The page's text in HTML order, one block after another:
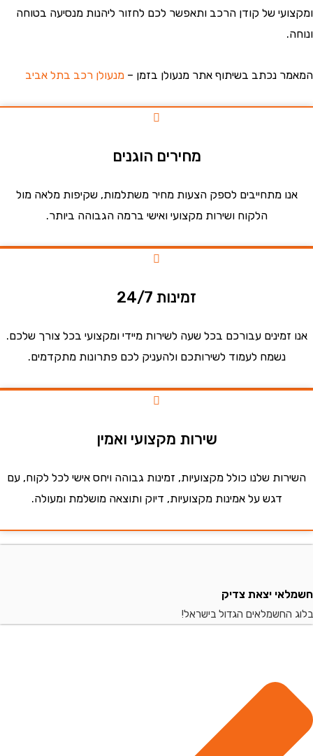
של קודן הרכב ותאפשר לכם לחזור ליהנות מנסיעה בטוחה
נכתב בשיתוף אתר מנעולן בזמן –מנעולן רכב בתל אביב
מחירים הוגנים
מתחייבים לספק הצעות מחיר משתלמות, שקיפות מלאה מול
הלקוח ושירות מקצועי ואישי ברמה הגבוהה ביותר.
זמינות 24/7
עבורכם בכל שעה לשירות מיידי ומקצועי בכל צורך שלכם.
נשמח לעמוד לשירותכם ולהעניק לכם פתרונות מתקדמים.
שירות מקצועי ואמין
שלנו כולל מקצועיות, זמינות גבוהה ויחס אישי לכל לקוח, עם
דגש על אמינות מקצועיות, דיוק ותוצאה מושלמת ומעולה.
יצאת צדיק
הגדול בישראל!